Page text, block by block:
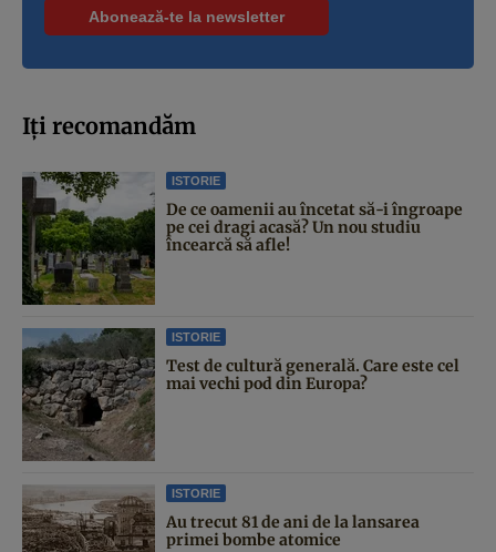
Iți recomandăm
ISTORIE
De ce oamenii au încetat să-i îngroape
pe cei dragi acasă? Un nou studiu
încearcă să afle!
ISTORIE
Test de cultură generală. Care este cel
mai vechi pod din Europa?
ISTORIE
Au trecut 81 de ani de la lansarea
primei bombe atomice